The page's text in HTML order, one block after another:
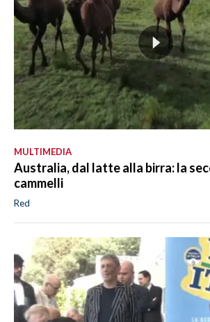
MULTIMEDIA
Australia, dal latte alla birra: la
cammelli
Red